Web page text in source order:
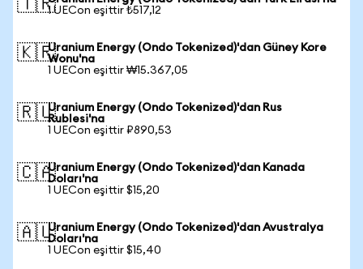
🇹🇷1 UECon eşittir ₺517,12
🇰🇷Uranium Energy (Ondo Tokenized)'dan Güney Kore
Wonu'na
1 UECon eşittir ₩15.367,05
🇷🇺Uranium Energy (Ondo Tokenized)'dan Rus
Rublesi'na
1 UECon eşittir ₽890,53
🇨🇦Uranium Energy (Ondo Tokenized)'dan Kanada
Doları'na
1 UECon eşittir $15,20
🇦🇺Uranium Energy (Ondo Tokenized)'dan Avustralya
Doları'na
1 UECon eşittir $15,40